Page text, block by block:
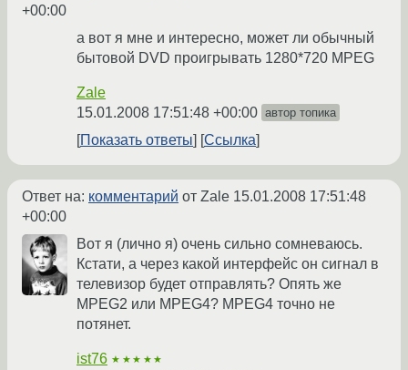
+00:00
а вот я мне и интересно, может ли обычный
бытовой DVD проигрывать 1280*720 MPEG
Zale
15.01.2008 17:51:48 +00:00 автор топика
Показать ответы Ссылка
Ответ на: комментарий от Zale 15.01.2008 17:51:48
+00:00
Вот я (лично я) очень сильно сомневаюсь.
Кстати, а через какой интерфейс он сигнал в
телевизор будет отправлять? Опять же
MPEG2 или MPEG4? MPEG4 точно не
потянет.
ist76 ★★★★★